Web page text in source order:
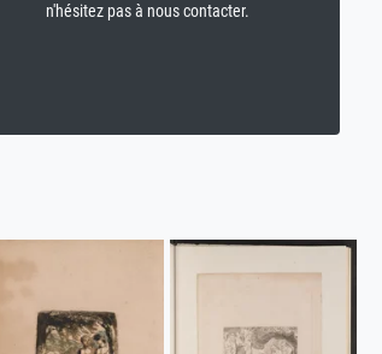
n'hésitez pas à nous contacter.